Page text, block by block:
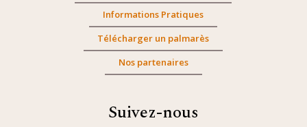
Informations Pratiques
Télécharger un palmarès
Nos partenaires
Suivez-nous